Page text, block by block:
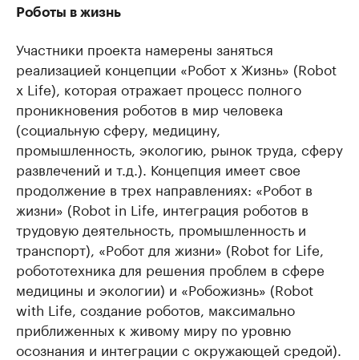
Роботы в жизнь
Участники проекта намерены заняться
реализацией концепции «Робот х Жизнь» (Robot
x Life), которая отражает процесс полного
проникновения роботов в мир человека
(социальную сферу, медицину,
промышленность, экологию, рынок труда, сферу
развлечений и т.д.). Концепция имеет свое
продолжение в трех направлениях: «Робот в
жизни» (Robot in Life, интеграция роботов в
трудовую деятельность, промышленность и
транспорт), «Робот для жизни» (Robot for Life,
робототехника для решения проблем в сфере
медицины и экологии) и «Робожизнь» (Robot
with Life, создание роботов, максимально
приближенных к живому миру по уровню
осознания и интеграции с окружающей средой).